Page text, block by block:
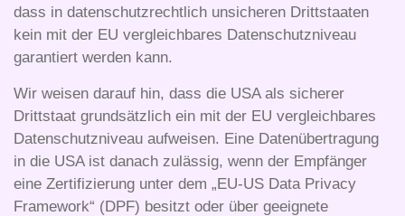
dass in datenschutzrechtlich unsicheren Drittstaaten
kein mit der EU vergleichbares Datenschutzniveau
garantiert werden kann.
Wir weisen darauf hin, dass die USA als sicherer
Drittstaat grundsätzlich ein mit der EU vergleichbares
Datenschutzniveau aufweisen. Eine Datenübertragung
in die USA ist danach zulässig, wenn der Empfänger
eine Zertifizierung unter dem „EU-US Data Privacy
Framework“ (DPF) besitzt oder über geeignete